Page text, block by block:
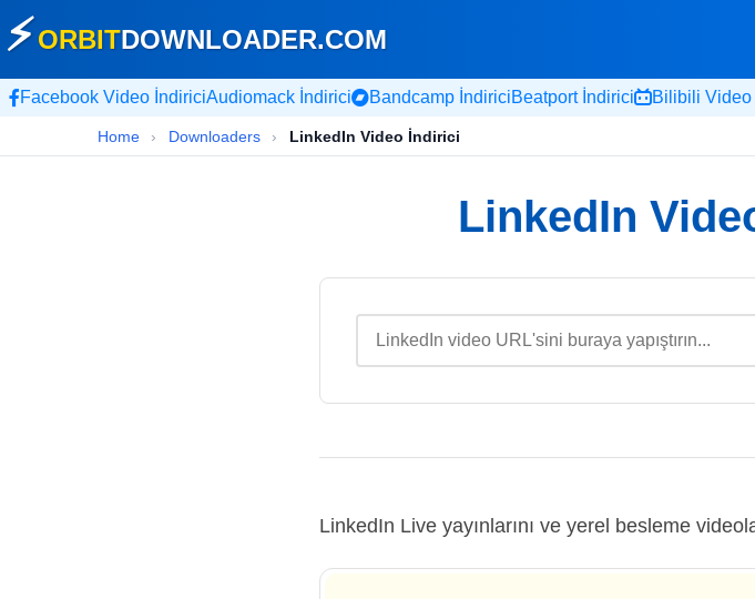
⚡ORBITDOWNLOADER.COM
Facebook Video İndiriciAudiomack İndirici Bandcamp İndiriciBeatport İndirici Bilibili Video
Home › Downloaders › LinkedIn Video İndirici
LinkedIn
LinkedIn Live yayınlarını ve yerel besleme